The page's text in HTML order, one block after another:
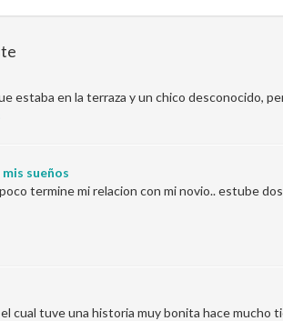
estaba en la terraza y un chico desconocido,
sueños
termine mi relacion con mi novio.. estube
cual tuve una historia muy bonita hace mucho